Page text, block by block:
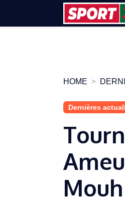
HOME
Dernières